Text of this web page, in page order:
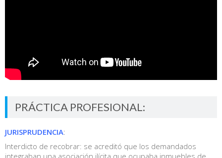
PRÁCTICA PROFESIONAL:
JURISPRUDENCIA:
Interdicto de recobrar: se acreditó que los demandados
integraban una asociación ilícita que ocupaba inmuebles de